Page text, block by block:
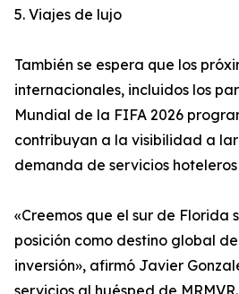
5. Viajes de lujo
También se espera que los
internacionales, incluidos los
Mundial de la FIFA 2026
contribuyan a la visibilidad a
demanda de servicios
«Creemos que el sur de Florida
posición como destino global
inversión», afirmó Javier